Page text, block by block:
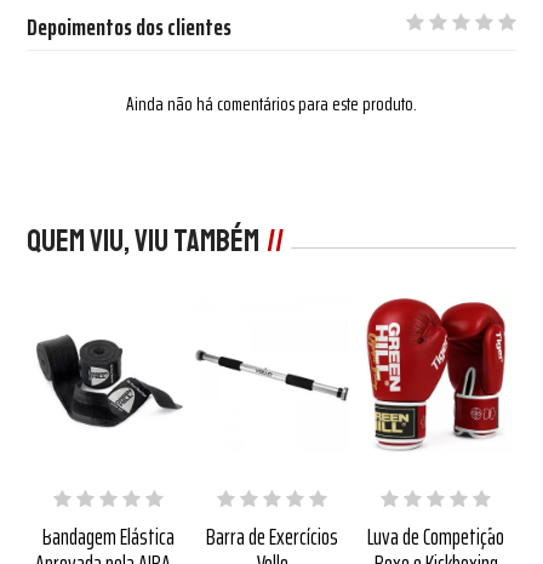
Depoimentos dos clientes
Ainda não há comentários para este produto.
Quem viu, viu também
Bandagem Elástica Barra de Exercícios Luva de Competição